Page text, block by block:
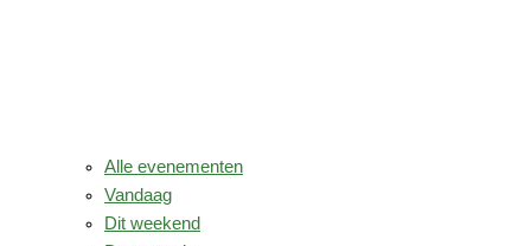
Alle evenementen
Vandaag
Dit weekend